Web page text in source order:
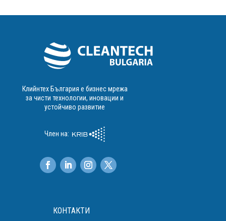
Клийнтех България е бизнес мрежа
за чисти технологии, иновации и
устойчиво развитие
Член на:
КОНТАКТИ